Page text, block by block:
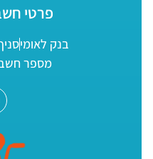
פרטי
בנק לאומיסניף
מספר חשבון